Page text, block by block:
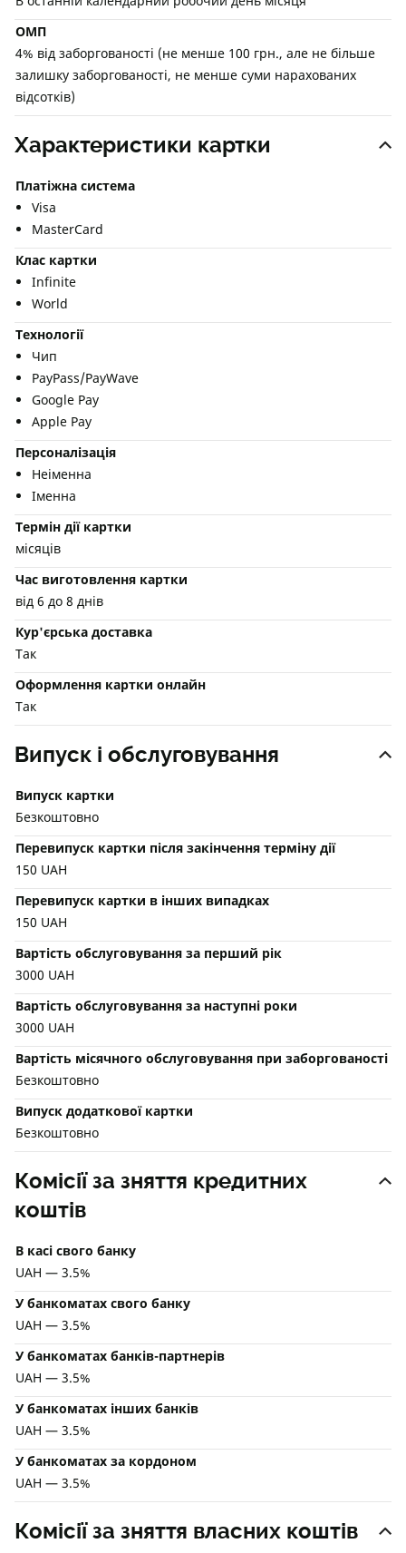
ОМП
4% від заборгованості (не менше 100 грн., але не більше
залишку заборгованості, не менше суми нарахованих
відсотків)
Характеристики картки
Платіжна система
Visa
MasterCard
Клас картки
Infinite
World
Технології
Чип
PayPass/PayWave
Google Pay
Apple Pay
Персоналізація
Неіменна
Іменна
Термін дії картки
місяців
Час виготовлення картки
від 6 до 8 днів
Кур'єрська доставка
Так
Оформлення картки онлайн
Так
Випуск і обслуговування
Випуск картки
Безкоштовно
Перевипуск картки після закінчення терміну дії
150 UAH
Перевипуск картки в інших випадках
150 UAH
Вартість обслуговування за перший рік
3000 UAH
Вартість обслуговування за наступні роки
3000 UAH
Вартість місячного обслуговування при заборгованості
Безкоштовно
Випуск додаткової картки
Безкоштовно
Комісії за зняття кредитних
коштів
В касі свого банку
UAH — 3.5%
У банкоматах свого банку
UAH — 3.5%
У банкоматах банків-партнерів
UAH — 3.5%
У банкоматах інших банків
UAH — 3.5%
У банкоматах за кордоном
UAH — 3.5%
Комісії за зняття власних коштів